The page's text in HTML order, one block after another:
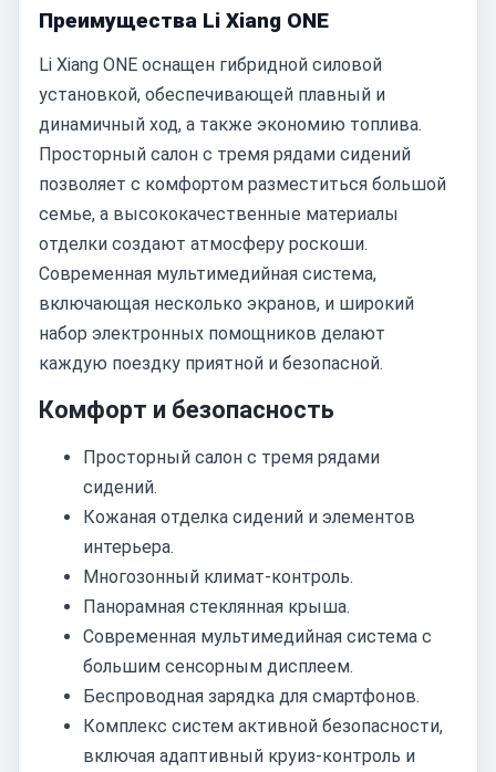
Преимущества Li Xiang ONE
Li Xiang ONE оснащен гибридной силовой
установкой, обеспечивающей плавный и
динамичный ход, а также экономию топлива.
Просторный салон с тремя рядами сидений
позволяет с комфортом разместиться большой
семье, а высококачественные материалы
отделки создают атмосферу роскоши.
Современная мультимедийная система,
включающая несколько экранов, и широкий
набор электронных помощников делают
каждую поездку приятной и безопасной.
Комфорт и безопасность
Просторный салон с тремя рядами
сидений.
Кожаная отделка сидений и элементов
интерьера.
Многозонный климат-контроль.
Панорамная стеклянная крыша.
Современная мультимедийная система с
большим сенсорным дисплеем.
Беспроводная зарядка для смартфонов.
Комплекс систем активной безопасности,
включая адаптивный круиз-контроль и